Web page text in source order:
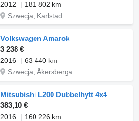
2012
181 802 km
Szwecja, Karlstad
Volkswagen Amarok
3 238 €
2016
63 440 km
Szwecja, Åkersberga
Mitsubishi L200 Dubbelhytt 4x4
383,10 €
2016
160 226 km